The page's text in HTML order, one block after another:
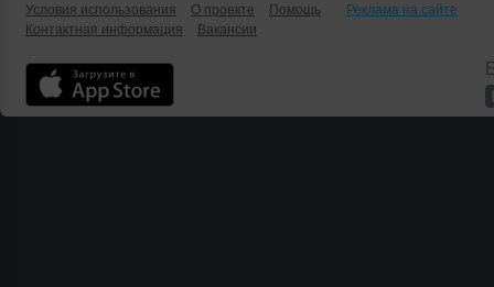
Условия использования
О проекте Помощь
Реклама на сайте
Контактная информация
Вакансии